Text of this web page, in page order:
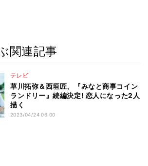
関連記事
テレビ
草川拓弥＆西垣匠、『みなと商事コイン
ランドリー』続編決定! 恋人になった2人
描く
2023/04/24 06:00